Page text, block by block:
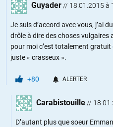
Guyader// 18.01.2015 à
Je suis d’accord avec vous, j’ai
drôle à dire des choses
pour moi c’est totalement gratuit
juste « crasseux ».
+80 ALERTER
Carabistouille//
D’autant plus que soeur